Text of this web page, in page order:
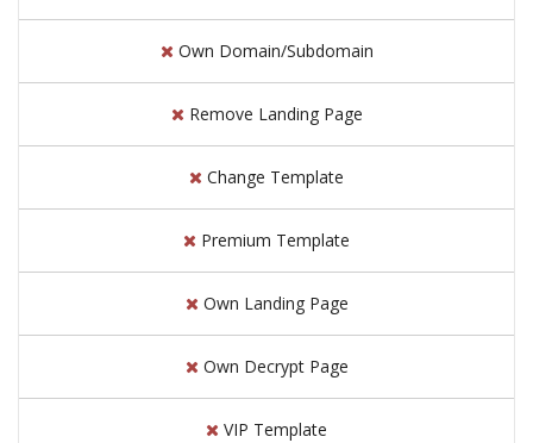
Own Domain/Subdomain
Remove Landing Page
Change Template
Premium Template
Own Landing Page
Own Decrypt Page
VIP Template